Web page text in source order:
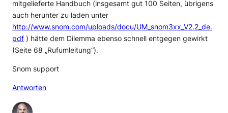
mitgelieferte Handbuch (insgesamt gut 100 Seiten, übrigens
auch herunter zu laden unter
http://www.snom.com/uploads/docu/UM_snom3xx_V2.2_de.
pdf ) hätte dem Dilemma ebenso schnell entgegen gewirkt
(Seite 68 „Rufumleitung“).
Snom support
Antworten